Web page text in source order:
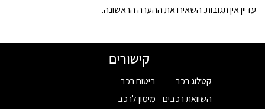
עדיין אין תגובות. השאירו את ההערה הראשונה.
קישורים
קטלוג רכב
השוואת רכבים
ביטוח רכב
מימון לרכב